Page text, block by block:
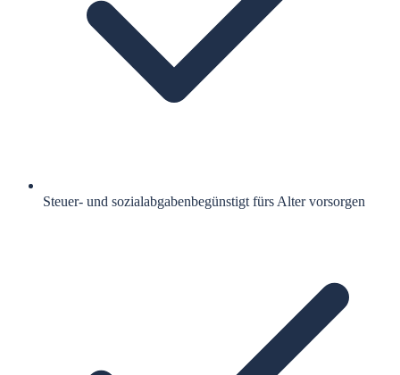
Steuer- und sozialabgabenbegünstigt fürs Alter vorsorgen